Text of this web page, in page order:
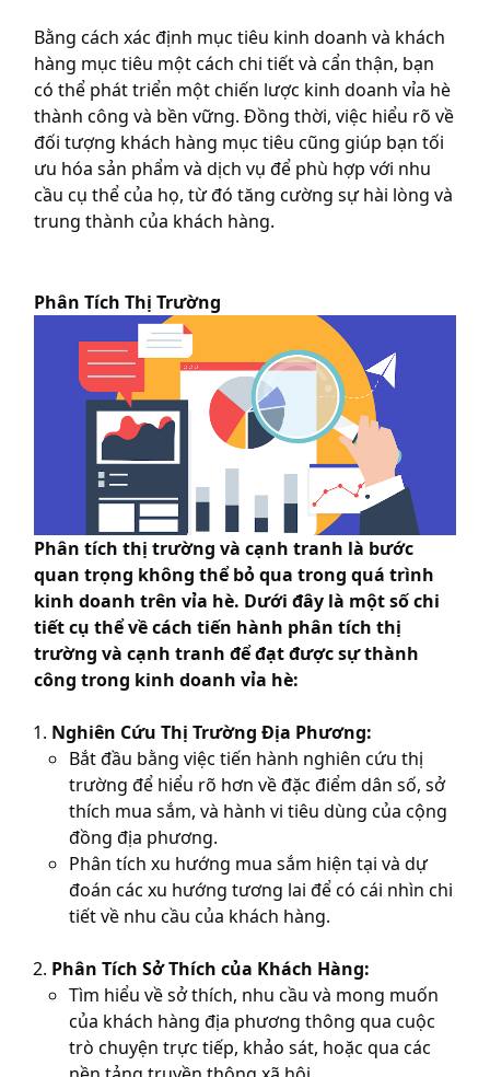
Bằng cách xác định mục tiêu kinh doanh và khách
hàng mục tiêu một cách chi tiết và cẩn thận, bạn
có thể phát triển một chiến lược kinh doanh vỉa hè
thành công và bền vững. Đồng thời, việc hiểu rõ về
đối tượng khách hàng mục tiêu cũng giúp bạn tối
ưu hóa sản phẩm và dịch vụ để phù hợp với nhu
cầu cụ thể của họ, từ đó tăng cường sự hài lòng và
trung thành của khách hàng.
Phân Tích Thị Trường
Phân tích thị trường và cạnh tranh là bước
quan trọng không thể bỏ qua trong quá trình
kinh doanh trên vỉa hè. Dưới đây là một số chi
tiết cụ thể về cách tiến hành phân tích thị
trường và cạnh tranh để đạt được sự thành
công trong kinh doanh vỉa hè:
Nghiên Cứu Thị Trường Địa Phương:
Bắt đầu bằng việc tiến hành nghiên cứu thị
trường để hiểu rõ hơn về đặc điểm dân số, sở
thích mua sắm, và hành vi tiêu dùng của cộng
đồng địa phương.
Phân tích xu hướng mua sắm hiện tại và dự
đoán các xu hướng tương lai để có cái nhìn chi
tiết về nhu cầu của khách hàng.
Phân Tích Sở Thích của Khách Hàng:
Tìm hiểu về sở thích, nhu cầu và mong muốn
của khách hàng địa phương thông qua cuộc
trò chuyện trực tiếp, khảo sát, hoặc qua các